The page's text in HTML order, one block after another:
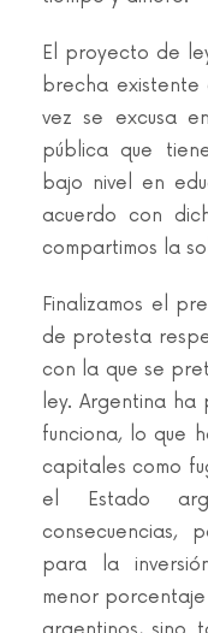
El proyecto de
brecha existente
vez se excusa
pública que
bajo nivel en
acuerdo con
compartimos la
Finalizamos el
de protesta
con la que se
ley. Argentina ha
funciona, lo que
capitales como
el Estado
consecuencias,
para la
menor